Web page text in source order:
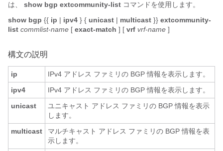
は、
show bgp extcommunity-list コマンドを使用します。
show bgp {{ ip | ipv4 } { unicast | multicast }} extcommunity-
list commlist-name [ exact-match ] [ vrf vrf-name ]
構文の説明
ip
IPv4 アドレス ファミリの BGP 情報を表示します。
ipv4
IPv4 アドレス ファミリの BGP 情報を表示します。
unicast
ユニキャスト アドレス ファミリの BGP 情報を表示
します。
multicast
マルチキャスト アドレス ファミリの BGP 情報を表
示します。